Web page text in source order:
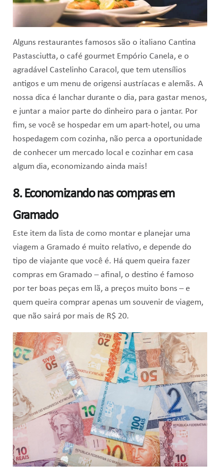
Alguns restaurantes famosos são o italiano Cantina
Pastasciutta, o café gourmet Empório Canela, e o
agradável Castelinho Caracol, que tem utensílios
antigos e um menu de origensi austríacas e alemãs. A
nossa dica é lanchar durante o dia, para gastar menos,
e juntar a maior parte do dinheiro para o jantar. Por
fim, se você se hospedar em um apart-hotel, ou uma
hospedagem com cozinha, não perca a oportunidade
de conhecer um mercado local e cozinhar em casa
algum dia, economizando ainda mais!
8. Economizando nas compras em
Gramado
Este item da lista de como montar e planejar uma
viagem a Gramado é muito relativo, e depende do
tipo de viajante que você é. Há quem queira fazer
compras em Gramado – afinal, o destino é famoso
por ter boas peças em lã, a preços muito bons – e
quem queira comprar apenas um souvenir de viagem,
que não sairá por mais de R$ 20.